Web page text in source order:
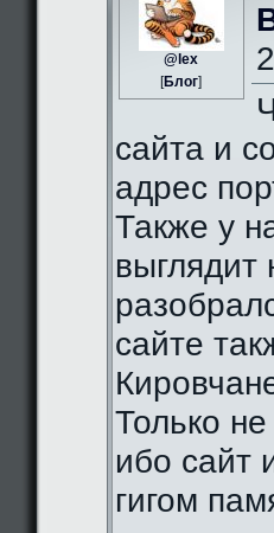
@lex
[Блог]
сайта и
адрес
Также у
выглядит
сайте
Только
ибо сайт
гигом